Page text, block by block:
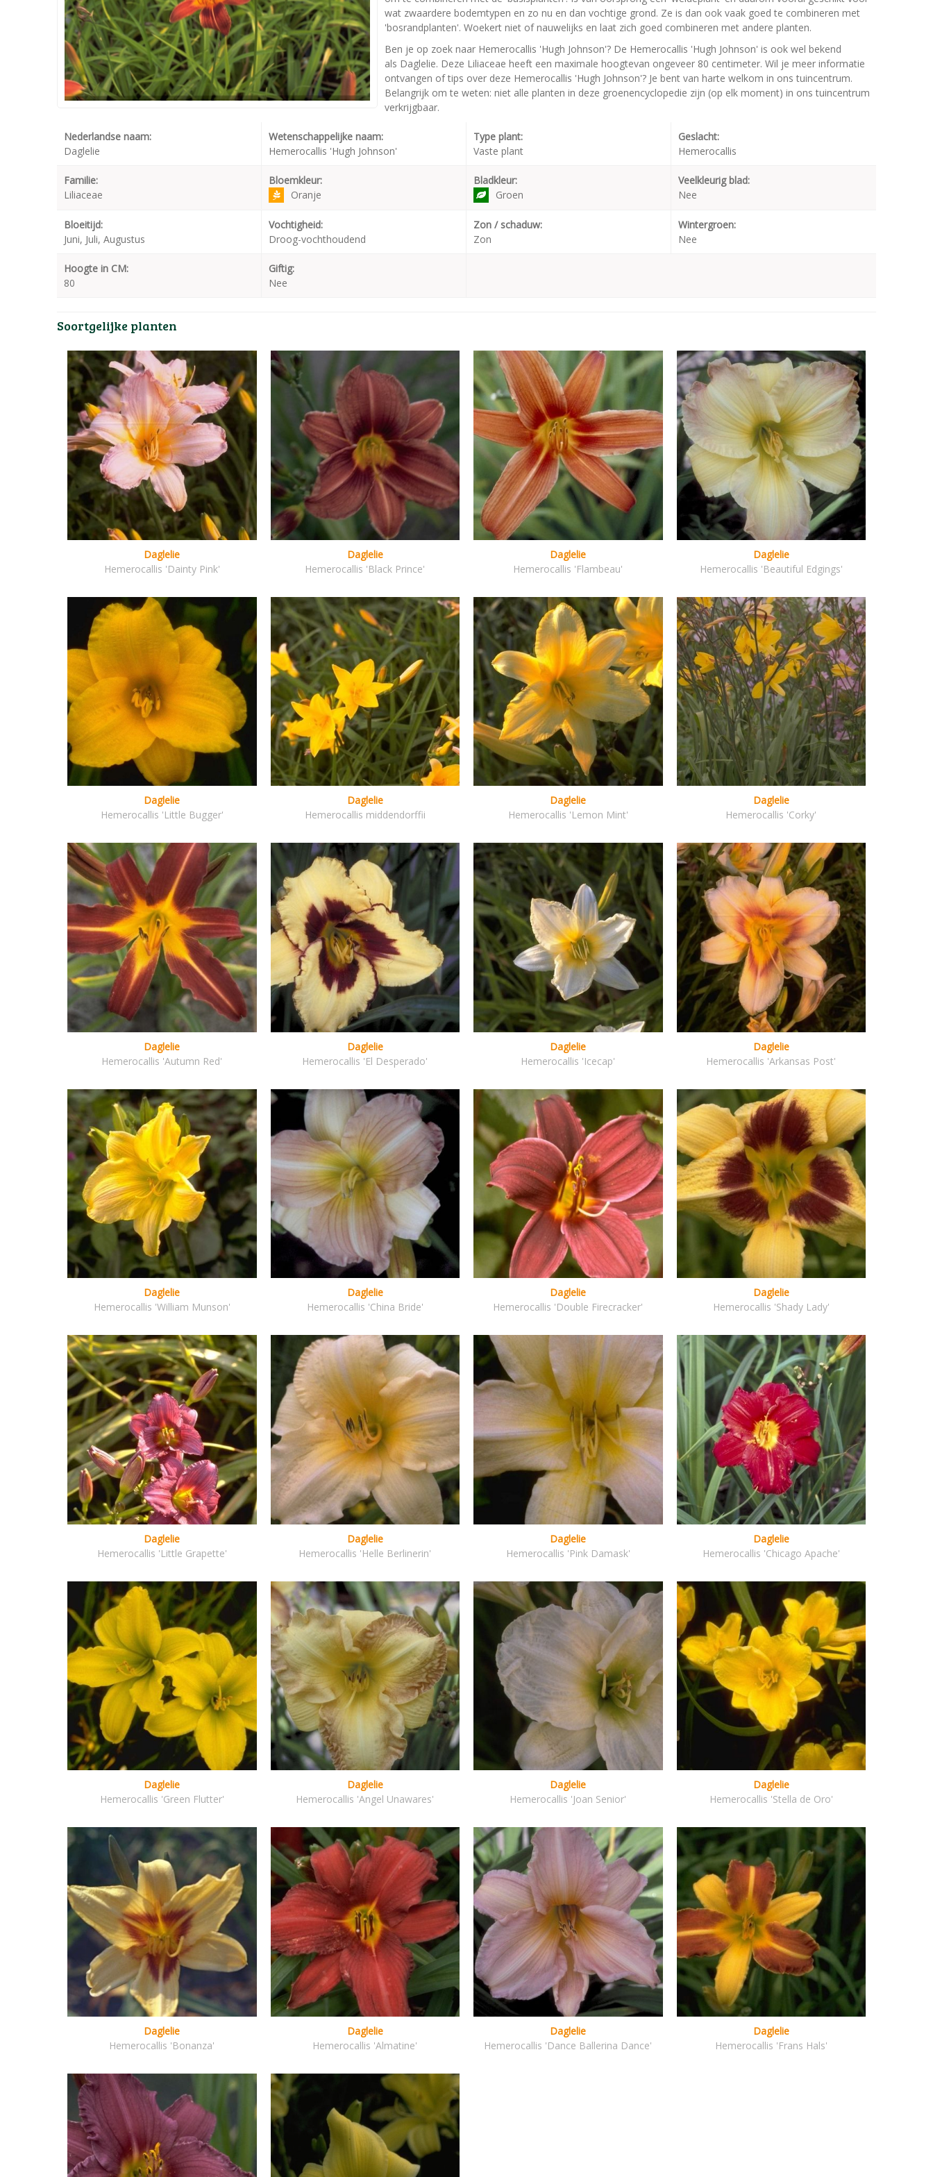
wat zwaardere bodemtypen en zo nu en dan vochtige grond. Ze is dan ook vaak goed te combineren met
'bosrandplanten'. Woekert niet of nauwelijks en laat zich goed combineren met andere planten.
Ben je op zoek naar Hemerocallis 'Hugh Johnson'? De Hemerocallis 'Hugh Johnson' is ook wel bekend
als Daglelie. Deze Liliaceae heeft een maximale hoogtevan ongeveer 80 centimeter. Wil je meer informatie
ontvangen of tips over deze Hemerocallis 'Hugh Johnson'? Je bent van harte welkom in ons tuincentrum.
Belangrijk om te weten: niet alle planten in deze groenencyclopedie zijn (op elk moment) in ons tuincentrum
verkrijgbaar.
Nederlandse naam:
Daglelie
Wetenschappelijke naam:
Hemerocallis 'Hugh Johnson'
Type plant:
Vaste plant
Geslacht:
Hemerocallis
Familie:
Liliaceae
Bloemkleur:
Oranje
Bladkleur:
Groen
Veelkleurig blad:
Nee
Bloeitijd:
Juni, Juli, Augustus
Vochtigheid:
Droog-vochthoudend
Zon / schaduw:
Zon
Wintergroen:
Nee
Hoogte in CM:
80
Giftig:
Nee
Soortgelijke planten
Daglelie
Hemerocallis 'Dainty Pink'
Daglelie
Hemerocallis 'Black Prince'
Daglelie
Hemerocallis 'Flambeau'
Daglelie
Hemerocallis 'Beautiful Edgings'
Daglelie
Hemerocallis 'Little Bugger'
Daglelie
Hemerocallis middendorffii
Daglelie
Hemerocallis 'Lemon Mint'
Daglelie
Hemerocallis 'Corky'
Daglelie
Hemerocallis 'Autumn Red'
Daglelie
Hemerocallis 'El Desperado'
Daglelie
Hemerocallis 'Icecap'
Daglelie
Hemerocallis 'Arkansas Post'
Daglelie
Hemerocallis 'William Munson'
Daglelie
Hemerocallis 'China Bride'
Daglelie
Hemerocallis 'Double Firecracker'
Daglelie
Hemerocallis 'Shady Lady'
Daglelie
Hemerocallis 'Little Grapette'
Daglelie
Hemerocallis 'Helle Berlinerin'
Daglelie
Hemerocallis 'Pink Damask'
Daglelie
Hemerocallis 'Chicago Apache'
Daglelie
Hemerocallis 'Green Flutter'
Daglelie
Hemerocallis 'Angel Unawares'
Daglelie
Hemerocallis 'Joan Senior'
Daglelie
Hemerocallis 'Stella de Oro'
Daglelie
Hemerocallis 'Bonanza'
Daglelie
Hemerocallis 'Almatine'
Daglelie
Hemerocallis 'Dance Ballerina Dance'
Daglelie
Hemerocallis 'Frans Hals'